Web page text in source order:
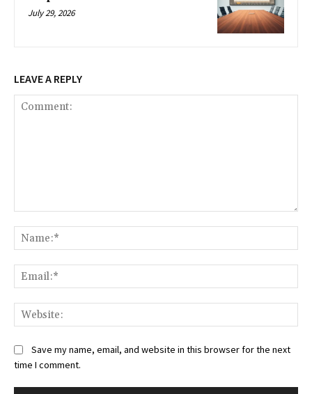
July 29, 2026
LEAVE A REPLY
Save my name, email, and website in this browser for the next
time I comment.